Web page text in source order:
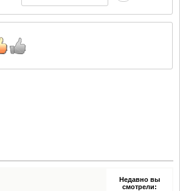
Недавно вы
смотрели: